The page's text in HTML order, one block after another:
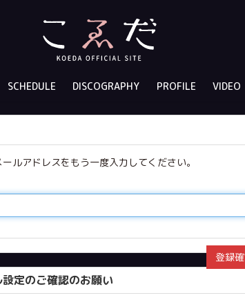
SCHEDULE DISCOGRAPHY PROFILE VIDEO
ルアドレスをもう一度入力してください。
定のご確認のお願い